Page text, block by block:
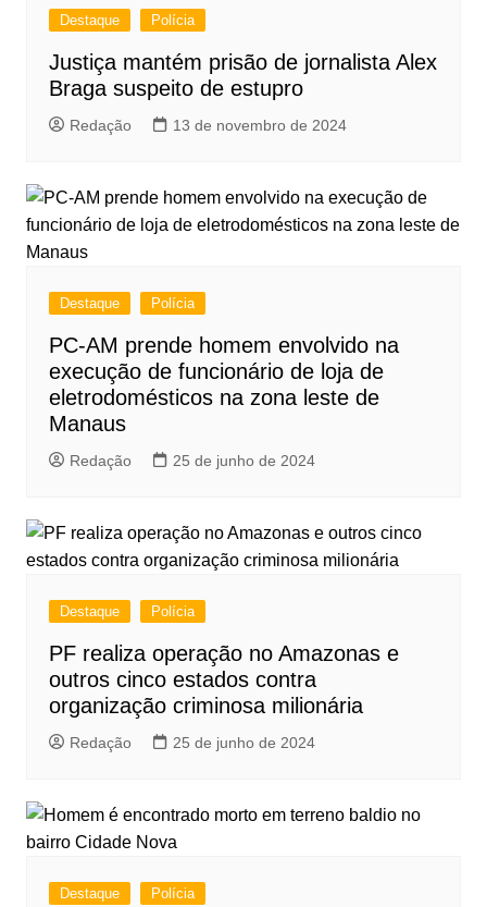
Destaque Polícia
Justiça mantém prisão de jornalista Alex
Braga suspeito de estupro
Redação 13 de novembro de 2024
Destaque Polícia
PC-AM prende homem envolvido na
execução de funcionário de loja de
eletrodomésticos na zona leste de
Manaus
Redação 25 de junho de 2024
Destaque Polícia
PF realiza operação no Amazonas e
outros cinco estados contra
organização criminosa milionária
Redação 25 de junho de 2024
Destaque Polícia